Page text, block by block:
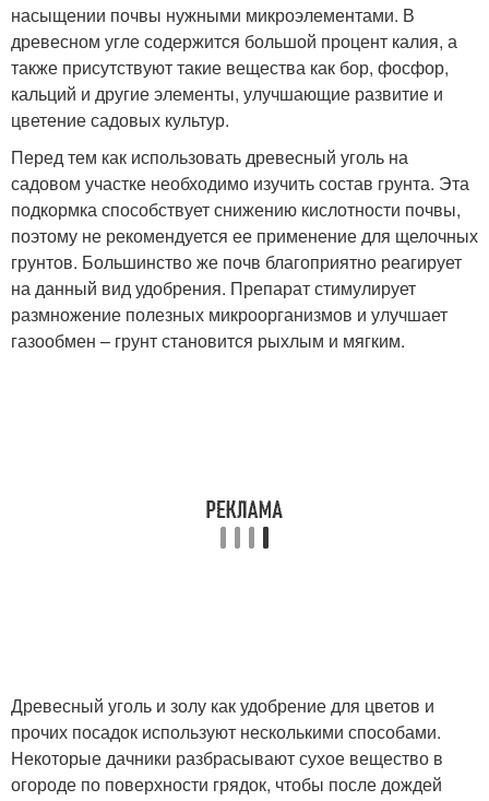
насыщении почвы нужными микроэлементами. В
древесном угле содержится большой процент калия, а
также присутствуют такие вещества как бор, фосфор,
кальций и другие элементы, улучшающие развитие и
цветение садовых культур.
Перед тем как использовать древесный уголь на
садовом участке необходимо изучить состав грунта. Эта
подкормка способствует снижению кислотности почвы,
поэтому не рекомендуется ее применение для щелочных
грунтов. Большинство же почв благоприятно реагирует
на данный вид удобрения. Препарат стимулирует
размножение полезных микроорганизмов и улучшает
газообмен – грунт становится рыхлым и мягким.
Древесный уголь и золу как удобрение для цветов и
прочих посадок используют несколькими способами.
Некоторые дачники разбрасывают сухое вещество в
огороде по поверхности грядок, чтобы после дождей